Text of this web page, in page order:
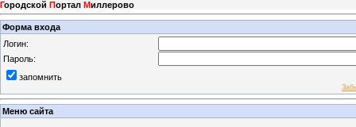
Городской Портал Миллерово
Форма входа
Логин:
Пароль:
запомнить
Меню сайта